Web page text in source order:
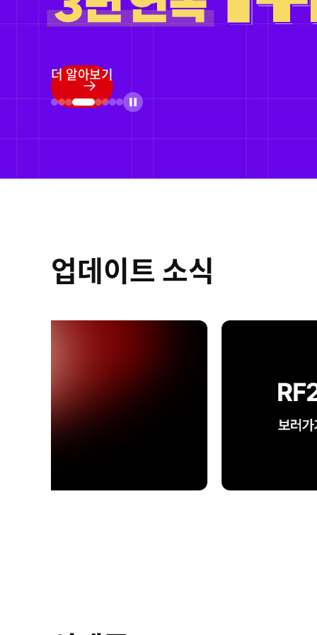
정품등록 프로모
더 알아보기
업데이트 소식